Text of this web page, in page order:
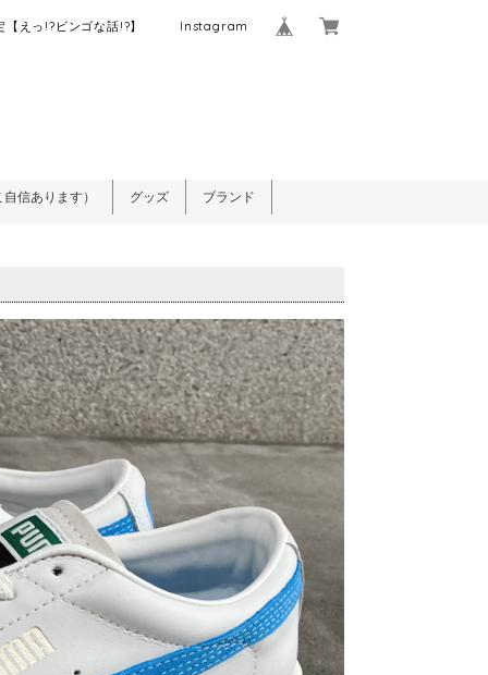
えっ!?ビンゴな話!?】 Instagram
信あります） グッズ ブランド